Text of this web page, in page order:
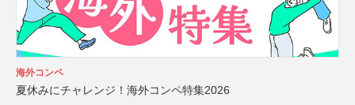
海外コンペ
夏休みにチャレンジ！海外コンペ特集2026